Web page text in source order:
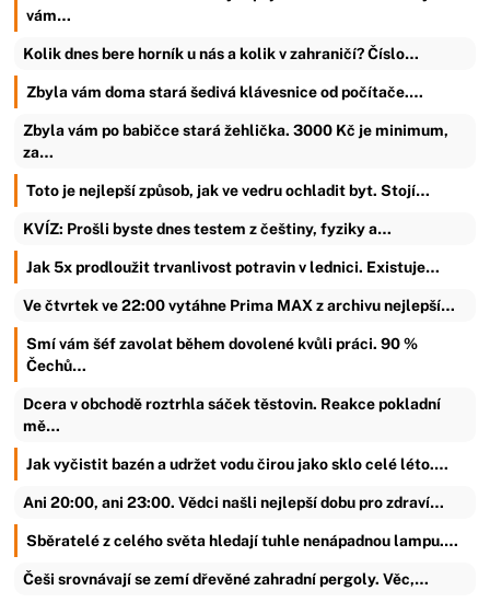
vám…
Kolik dnes bere horník u nás a kolik v zahraničí? Číslo…
Zbyla vám doma stará šedivá klávesnice od počítače.…
Zbyla vám po babičce stará žehlička. 3000 Kč je minimum,
za…
Toto je nejlepší způsob, jak ve vedru ochladit byt. Stojí…
KVÍZ: Prošli byste dnes testem z češtiny, fyziky a…
Jak 5x prodloužit trvanlivost potravin v lednici. Existuje…
Ve čtvrtek ve 22:00 vytáhne Prima MAX z archivu nejlepší…
Smí vám šéf zavolat během dovolené kvůli práci. 90 %
Čechů…
Dcera v obchodě roztrhla sáček těstovin. Reakce pokladní
mě…
Jak vyčistit bazén a udržet vodu čirou jako sklo celé léto.…
Ani 20:00, ani 23:00. Vědci našli nejlepší dobu pro zdraví…
Sběratelé z celého světa hledají tuhle nenápadnou lampu.…
Češi srovnávají se zemí dřevěné zahradní pergoly. Věc,…